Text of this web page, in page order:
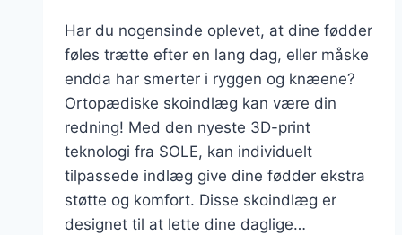
Har du nogensinde oplevet, at dine fødder
føles trætte efter en lang dag, eller måske
endda har smerter i ryggen og knæene?
Ortopædiske skoindlæg kan være din
redning! Med den nyeste 3D-print
teknologi fra SOLE, kan individuelt
tilpassede indlæg give dine fødder ekstra
støtte og komfort. Disse skoindlæg er
designet til at lette dine daglige…